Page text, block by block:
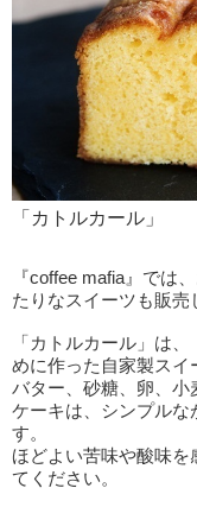
「カトルカール」
『coffee mafia』では
たりなスイーツも販売
「カトルカール」は
めに作った自家製スイ
バター、砂糖、卵、小
ケーキは、シンプルな
す。
ほどよい苦味や酸味を
てください。